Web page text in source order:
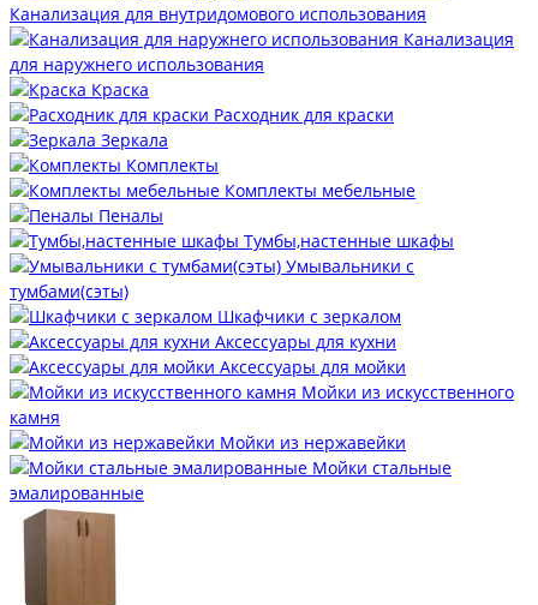
Канализация для внутридомового использования
Канализация
для наружнего использования
Краска
Расходник для краски
Зеркала
Комплекты
Комплекты мебельные
Пеналы
Тумбы,настенные шкафы
Умывальники с
тумбами(сэты)
Шкафчики с зеркалом
Аксессуары для кухни
Аксессуары для мойки
Мойки из искусственного
камня
Мойки из нержавейки
Мойки стальные
эмалированные